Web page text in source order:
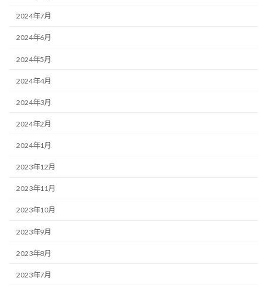
2024年7月
2024年6月
2024年5月
2024年4月
2024年3月
2024年2月
2024年1月
2023年12月
2023年11月
2023年10月
2023年9月
2023年8月
2023年7月